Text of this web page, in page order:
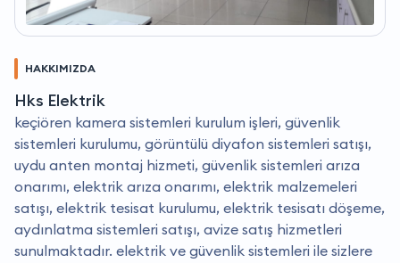
HAKKIMIZDA
Hks Elektrik
keçiören kamera sistemleri kurulum işleri, güvenlik
sistemleri kurulumu, görüntülü diyafon sistemleri satışı,
uydu anten montaj hizmeti, güvenlik sistemleri arıza
onarımı, elektrik arıza onarımı, elektrik malzemeleri
satışı, elektrik tesisat kurulumu, elektrik tesisatı döşeme,
aydınlatma sistemleri satışı, avize satış hizmetleri
sunulmaktadır. elektrik ve güvenlik sistemleri ile sizlere